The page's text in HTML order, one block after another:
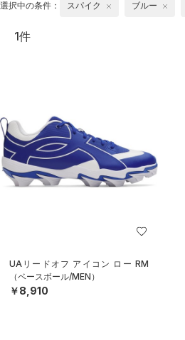
選択中の条件： スパイク ブルー
1件
UAリードオフ アイコン ロー RM
（ベースボール/MEN）
￥8,910